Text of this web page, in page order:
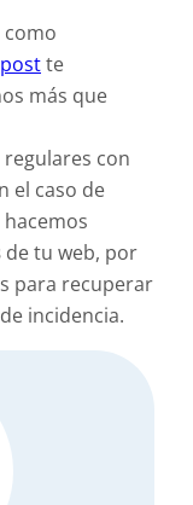
te
más que
con
el caso de
de tu web, por
para recuperar
incidencia.